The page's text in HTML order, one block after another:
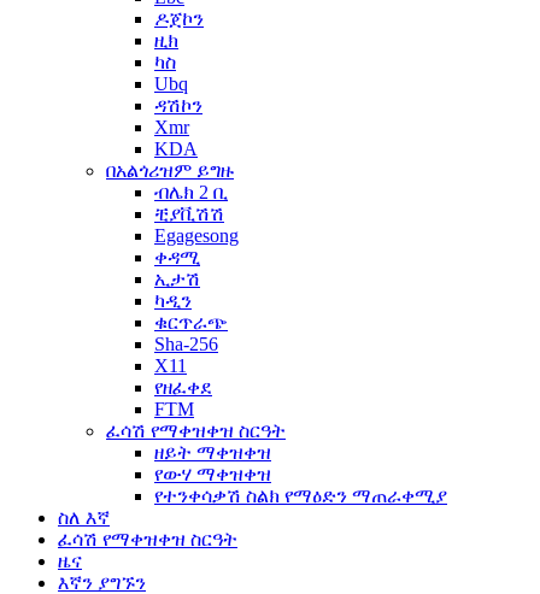
ዶጀኮን
ዚክ
ካስ
Ubq
ዳሽኮን
Xmr
KDA
በአልጎሪዝም ይግዙ
ብሌክ 2 ቢ
ቺያቪሽሽ
Egagesong
ቀዳሚ
ኢታሽ
ካዲን
ቁርጥራጭ
Sha-256
X11
የዘፈቀደ
FTM
ፈሳሽ የማቀዝቀዝ ስርዓት
ዘይት ማቀዝቀዝ
የውሃ ማቀዝቀዝ
የተንቀሳቃሽ ስልክ የማዕድን ማጠራቀሚያ
ስለ እኛ
ፈሳሽ የማቀዝቀዝ ስርዓት
ዜና
እኛን ያግኙን